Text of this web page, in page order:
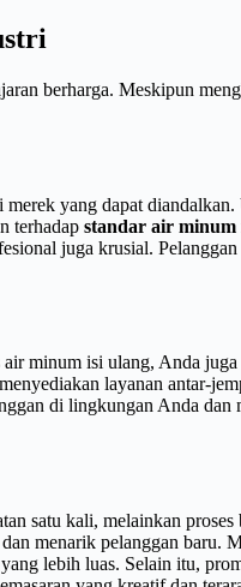
berharga. Meskipun
yang dapat
terhadap standar air minum
juga krusial.
minum isi ulang, Anda
layanan antar-
di lingkungan Anda
kali, melainkan proses
menarik pelanggan
lebih luas. Selain itu,